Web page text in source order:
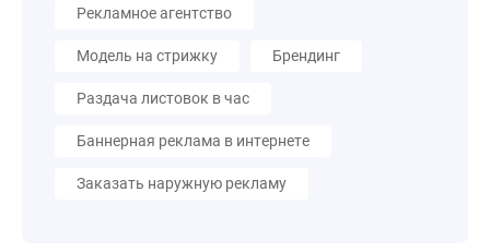
Рекламное агентство
Модель на стрижку Брендинг
Раздача листовок в час
Баннерная реклама в интернете
Заказать наружную рекламу